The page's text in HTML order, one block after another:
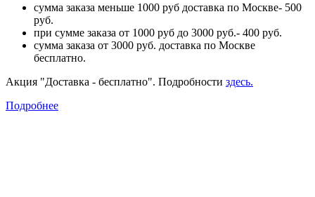
сумма заказа меньше 1000 руб доставка по Москве- 500
руб.
при сумме заказа от 1000 руб до 3000 руб.- 400 руб.
сумма заказа от 3000 руб. доставка по Москве
бесплатно.
Акция "Доставка - бесплатно". Подробности здесь.
Подробнее